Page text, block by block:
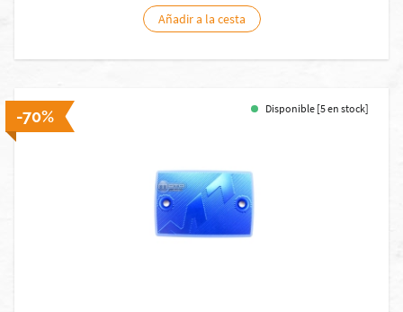
Añadir a la cesta
-70% Disponible [5 en stock]